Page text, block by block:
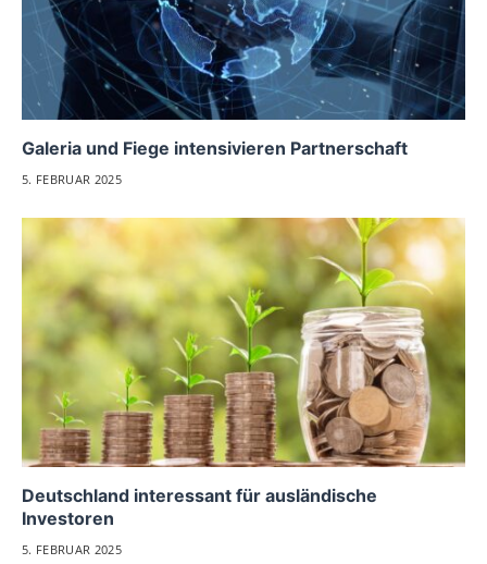
Galeria und Fiege intensivieren Partnerschaft
5. FEBRUAR 2025
Deutschland interessant für ausländische
Investoren
5. FEBRUAR 2025